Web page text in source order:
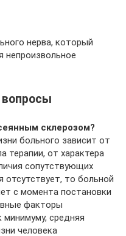
нерва, который
непроизвольное
склерозом?
больного зависит от
терапии, от характера
сопутствующих
отсутствует, то больной
с момента постановки
факторы
средняя
человека